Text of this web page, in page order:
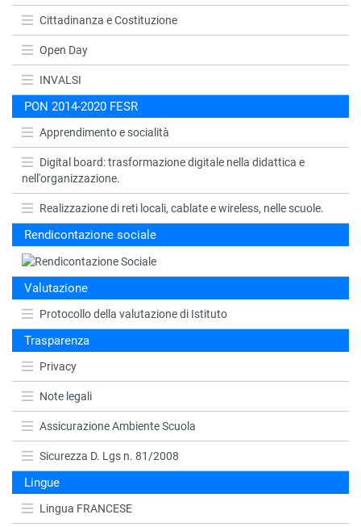
Cittadinanza e Costituzione
Open Day
INVALSI
PON 2014-2020 FESR
Apprendimento e socialità
Digital board: trasformazione digitale nella didattica e
nell'organizzazione.
Realizzazione di reti locali, cablate e wireless, nelle scuole.
Rendicontazione sociale
Valutazione
Protocollo della valutazione di Istituto
Trasparenza
Privacy
Note legali
Assicurazione Ambiente Scuola
Sicurezza D. Lgs n. 81/2008
Lingue
Lingua FRANCESE